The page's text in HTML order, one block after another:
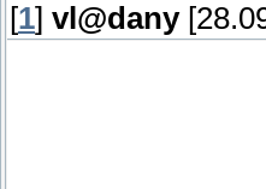
[1] vl@dany